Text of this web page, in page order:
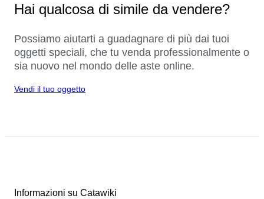
Hai qualcosa di simile da vendere?
Possiamo aiutarti a guadagnare di più dai tuoi
oggetti speciali, che tu venda professionalmente o
sia nuovo nel mondo delle aste online.
Vendi il tuo oggetto
Informazioni su Catawiki